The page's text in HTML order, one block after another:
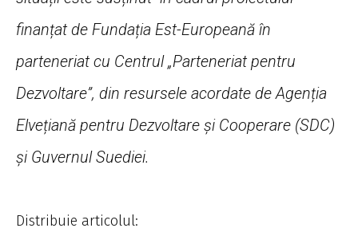
finanțat de Fundația Est-Europeană în
parteneriat cu Centrul „Parteneriat pentru
Dezvoltare”, din resursele acordate de Agenția
Elvețiană pentru Dezvoltare și Cooperare (SDC)
și Guvernul Suediei.
Distribuie articolul: